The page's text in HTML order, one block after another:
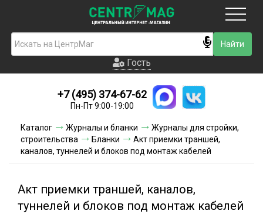
Гость
Новинки
Условия доставки
Условия оплаты
Гость
+7 (495) 374-67-62
Пн-Пт 9:00-19:00
Каталог Журналы и бланки
Журналы для стройки,
строительства
Бланки
Акт приемки траншей,
каналов, туннелей и блоков под монтаж кабелей
Акт приемки траншей, каналов,
туннелей и блоков под монтаж кабелей